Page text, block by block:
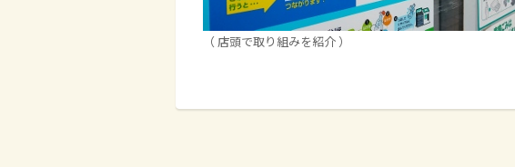
（ 店頭で取り組みを紹介 ）